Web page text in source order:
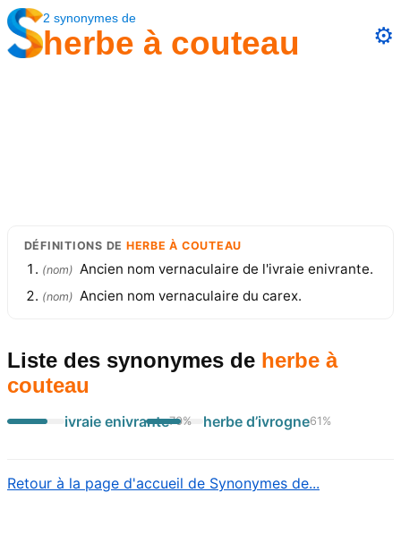
2 synonymes de
herbe à couteau ⚙️
DÉFINITIONS DE HERBE À COUTEAU
(nom) Ancien nom vernaculaire de l'ivraie enivrante.
(nom) Ancien nom vernaculaire du carex.
Liste des synonymes de herbe à
couteau
ivraie enivrante70% herbe d’ivrogne61 %
Retour à la page d'accueil de Synonymes de...